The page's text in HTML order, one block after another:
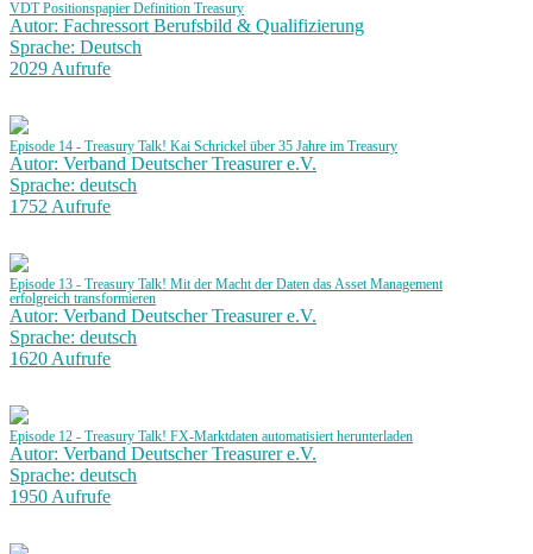
VDT Positionspapier Definition Treasury
Autor: Fachressort Berufsbild & Qualifizierung
Sprache: Deutsch
2029 Aufrufe
Episode 14 - Treasury Talk! Kai Schrickel über 35 Jahre im Treasury
Autor: Verband Deutscher Treasurer e.V.
Sprache: deutsch
1752 Aufrufe
Episode 13 - Treasury Talk! Mit der Macht der Daten das Asset Management
erfolgreich transformieren
Autor: Verband Deutscher Treasurer e.V.
Sprache: deutsch
1620 Aufrufe
Episode 12 - Treasury Talk! FX-Marktdaten automatisiert herunterladen
Autor: Verband Deutscher Treasurer e.V.
Sprache: deutsch
1950 Aufrufe